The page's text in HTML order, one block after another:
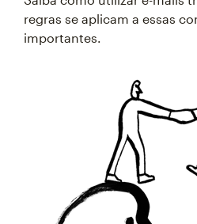
regras se aplicam a essas
importantes.